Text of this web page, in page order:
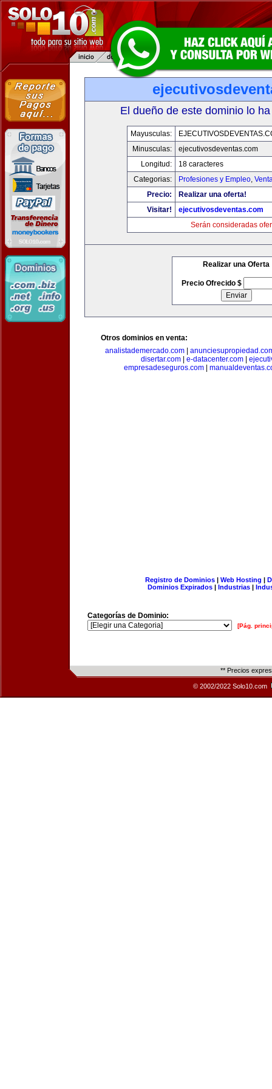
El dueño de este dominio lo
Mayusculas:
Minusculas:
ejecutivosdeventas.com
Longitud:
18 caracteres
Categorias:
Profesiones y Empleo,
Precio:
Realizar una oferta!
Visitar!
ejecutivosdeventas.com
Serán consideradas
Realizar una Oferta
Precio Ofrecido $
Otros dominios en venta:
analistademercado.com
disertar.com| e-datacenter.com|
empresadeseguros.com
Registro de Dominios| Web Hosting |
Dominios Expirados | Industrias |
Categorías de Dominio:
[Pág.
** Precios
© 2002/2022 Solo10.com